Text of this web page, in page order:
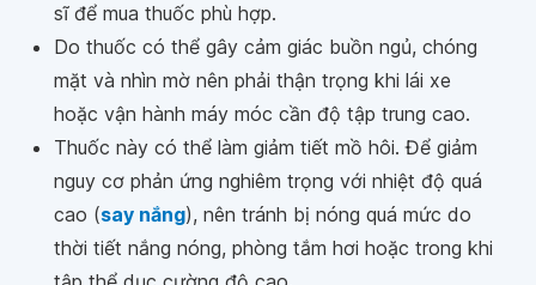
sĩ để mua thuốc phù hợp.
Do thuốc có thể gây cảm giác buồn ngủ, chóng
mặt và nhìn mờ nên phải thận trọng khi lái xe
hoặc vận hành máy móc cần độ tập trung cao.
Thuốc này có thể làm giảm tiết mồ hôi. Để giảm
nguy cơ phản ứng nghiêm trọng với nhiệt độ quá
cao (say nắng), nên tránh bị nóng quá mức do
thời tiết nắng nóng, phòng tắm hơi hoặc trong khi